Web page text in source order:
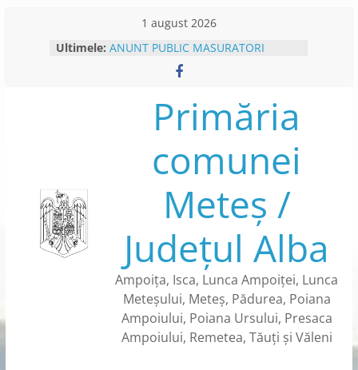
1 august 2026
Ultimele: ANUNT PUBLIC MASURATORI
CADASTRU SISTEMATIC- CAMPANIE
DE COLECTARE DATE – IN
SI NR. 123 DIN SATUL PRESACA
AMPOIULUI
ANUNT INTERVENTII DEZINSECTIE
ANUNT COLECTARE DATE
CADASTRU SISTEMATIC – SECTOR
CADASTRAL NR.84 DIN SATUL
BENEFICII CARTE DE IDENTITATE
ELECTRONICA
Primăria
comunei
Meteș /
Județul Alba
Ampoița, Isca, Lunca Ampoiței, Lunca
Meteșului, Meteș, Pădurea, Poiana
Ampoiului, Poiana Ursului, Presaca
Ampoiului, Remetea, Tăuți și Văleni